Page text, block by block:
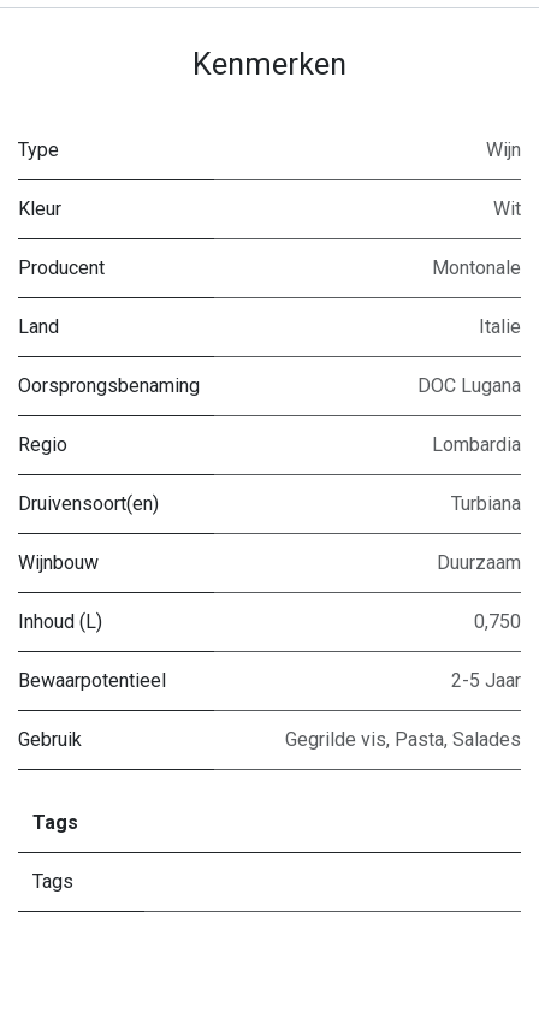
Kenmerken
Type Wijn
Kleur Wit
Producent Montonale
Land Italie
Oorsprongsbenaming DOC Lugana
Regio Lombardia
Druivensoort(en) Turbiana
Wijnbouw Duurzaam
Inhoud (L) 0,750
Bewaarpotentieel 2-5 Jaar
Gebruik Gegrilde vis, Pasta, Salades
Tags
Tags